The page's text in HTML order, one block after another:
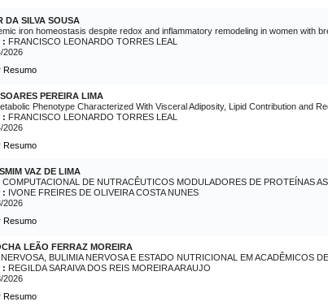
DA SILVA SOUSA
iron homeostasis despite redox and inflammatory remodeling in women with
: FRANCISCO LEONARDO TORRES LEAL
2026
Resumo
PEREIRA LIMA
Phenotype Characterized With Visceral Adiposity, Lipid Contribution and
: FRANCISCO LEONARDO TORRES LEAL
2026
Resumo
VAZ DE LIMA
COMPUTACIONAL DE NUTRACÊUTICOS MODULADORES DE PROTEÍNAS
: IVONE FREIRES DE OLIVEIRA COSTA NUNES
2026
Resumo
LEÃO FERRAZ MOREIRA
BULIMIA NERVOSA E ESTADO NUTRICIONAL EM ACADÊMICOS
: REGILDA SARAIVA DOS REIS MOREIRA ARAUJO
2026
Resumo